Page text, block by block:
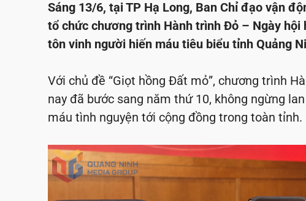
Sáng 13/6, tại TP Hạ Long, Ban Chỉ đạo vận
tổ chức chương trình Hành trình Đỏ – Ngày hội
tôn vinh người hiến máu tiêu biểu tỉnh Quảng
Với chủ đề “Giọt hồng Đất mỏ”, chương trình
nay đã bước sang năm thứ 10, không ngừng
máu tình nguyện tới cộng đồng trong toàn tỉnh.